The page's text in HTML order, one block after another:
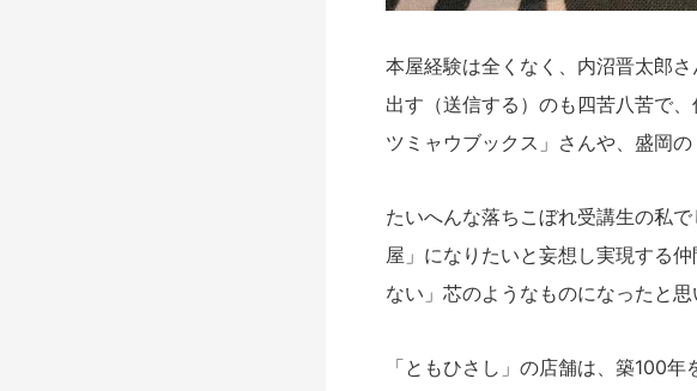
本屋経験は全くなく、内沼晋太郎
出す（送信する）のも四苦八苦で
ツミャウブックス」さんや、盛岡
たいへんな落ちこぼれ受講生の私
屋」になりたいと妄想し実現する
ない」芯のようなものになったと思
「ともひさし 」の店舗は、築100